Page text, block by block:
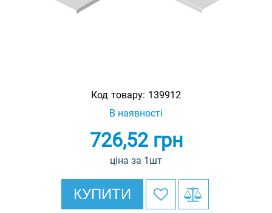
Код товару: 139912
В наявності
726,52грн
ціна за 1шт
КУПИТИ